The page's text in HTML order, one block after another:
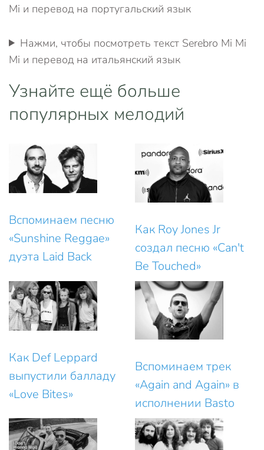
Mi и перевод на португальский язык
Нажми, чтобы посмотреть текст Serebro Mi Mi
Mi и перевод на итальянский язык
Узнайте ещё больше
популярных мелодий
Вспоминаем песню
«Sunshine Reggae»
дуэта Laid Back
Как Roy Jones Jr
создал песню «Can't
Be Touched»
Как Def Leppard
выпустили балладу
«Love Bites»
Вспоминаем трек
«Again and Again» в
исполнении Basto